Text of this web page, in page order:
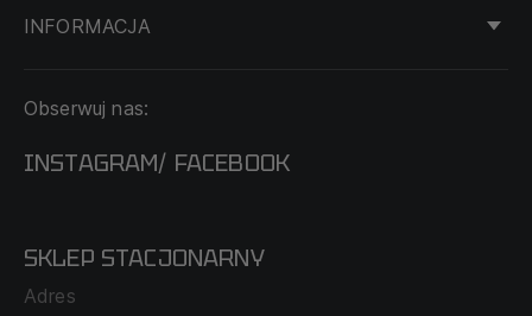
INFORMACJA
DOSTAWA I PŁATNOŚĆ
O NAS
MAPA SERWISU
Obserwuj nas:
INSTAGRAM/ FACEBOOK
SKLEP STACJONARNY
Adres